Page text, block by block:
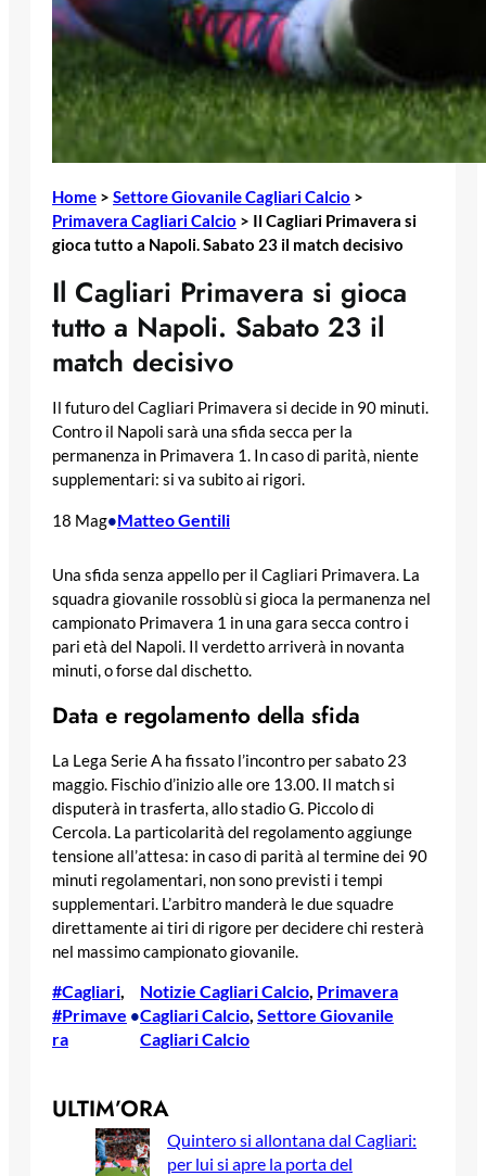
Home > Settore Giovanile Cagliari Calcio >
Primavera Cagliari Calcio > Il Cagliari Primavera si
gioca tutto a Napoli. Sabato 23 il match decisivo
Il Cagliari Primavera si gioca
tutto a Napoli. Sabato 23 il
match decisivo
Il futuro del Cagliari Primavera si decide in 90 minuti.
Contro il Napoli sarà una sfida secca per la
permanenza in Primavera 1. In caso di parità, niente
supplementari: si va subito ai rigori.
18 Mag•Matteo Gentili
Una sfida senza appello per il Cagliari Primavera. La
squadra giovanile rossoblù si gioca la permanenza nel
campionato Primavera 1 in una gara secca contro i
pari età del Napoli. Il verdetto arriverà in novanta
minuti, o forse dal dischetto.
Data e regolamento della sfida
La Lega Serie A ha fissato l’incontro per sabato 23
maggio. Fischio d’inizio alle ore 13.00. Il match si
disputerà in trasferta, allo stadio G. Piccolo di
Cercola. La particolarità del regolamento aggiunge
tensione all’attesa: in caso di parità al termine dei 90
minuti regolamentari, non sono previsti i tempi
supplementari. L’arbitro manderà le due squadre
direttamente ai tiri di rigore per decidere chi resterà
nel massimo campionato giovanile.
#Cagliari
#Primave
ra
•
Notizie Cagliari Calcio, Primavera
Cagliari Calcio, Settore Giovanile
Cagliari Calcio
ULTIM’ORA
Quintero si allontana dal Cagliari:
per lui si apre la porta del